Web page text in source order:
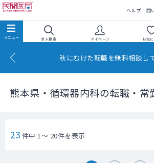
ヘルプ 問
求人検索 マイページ お気
秋にむけた転職を無料相談し
熊本県・循環器内科の転職・常
23 件中 1～ 20件を表示